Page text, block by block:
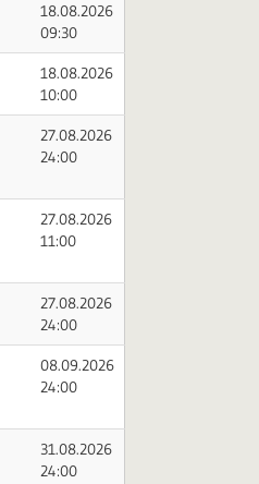
18.08.2026
09:30
18.08.2026
10:00
27.08.2026
24:00
27.08.2026
11:00
27.08.2026
24:00
08.09.2026
24:00
31.08.2026
24:00